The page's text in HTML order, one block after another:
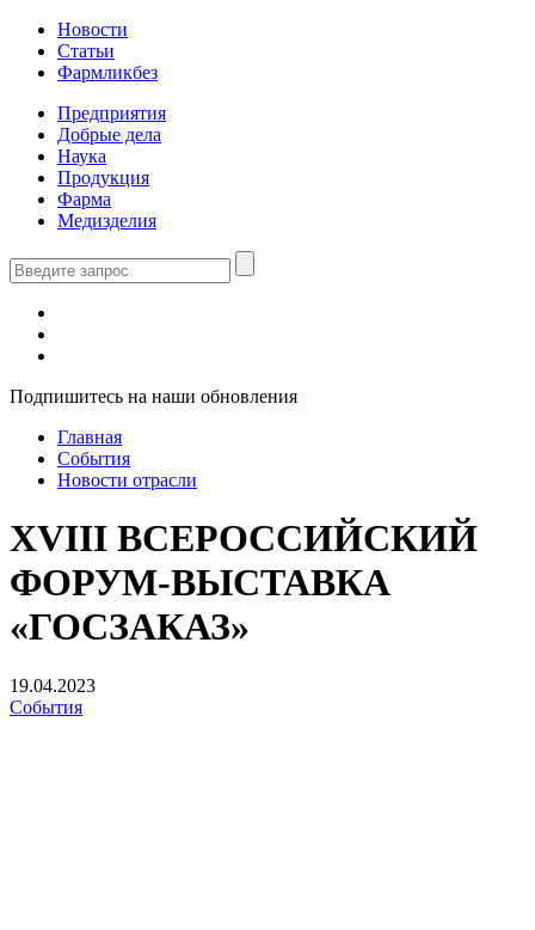
Новости
Статьи
Фармликбез
Предприятия
Добрые дела
Наука
Продукция
Фарма
Медизделия
Подпишитесь на наши обновления
Главная
События
Новости отрасли
XVIII ВСЕРОССИЙСКИЙ
ФОРУМ-ВЫСТАВКА
«ГОСЗАКАЗ»
19.04.2023
События